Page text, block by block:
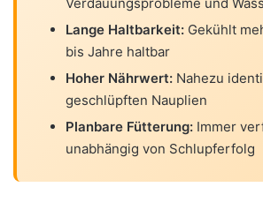
Lange Haltbarkeit: Gekühlt
bis Jahre haltbar
Hoher Nährwert: Nahezu
geschlüpften Nauplien
Planbare Fütterung: Immer
unabhängig von Schlupferfolg